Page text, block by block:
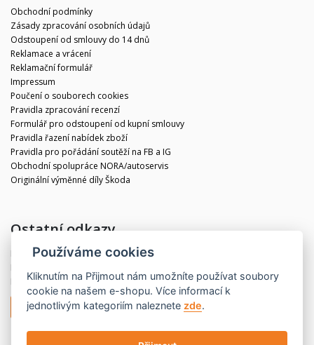
Obchodní podmínky
Zásady zpracování osobních údajů
Odstoupení od smlouvy do 14 dnů
Reklamace a vrácení
Reklamační formulář
Impressum
Poučení o souborech cookies
Pravidla zpracování recenzí
Formulář pro odstoupení od kupní smlouvy
Pravidla řazení nabídek zboží
Pravidla pro pořádání soutěží na FB a IG
Obchodní spolupráce NORA/autoservis
Originální výměnné díly Škoda
Ostatní odkazy
Blog
Partneři
Odstoupit od smlouvy
Používáme cookies
Kliknutím na Přijmout nám umožníte používat soubory
cookie na našem e-shopu. Více informací k
jednotlivým kategoriím naleznete zde.